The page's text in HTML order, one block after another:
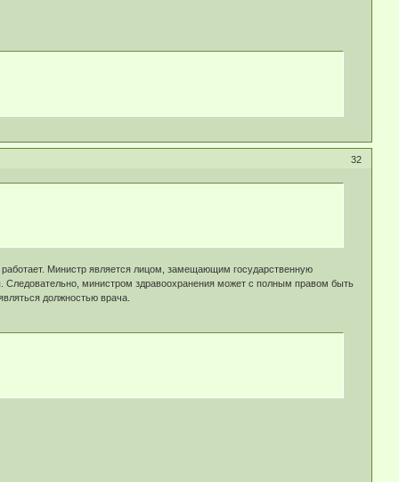
32
Министр является лицом, замещающим государственную
министром здравоохранения может с полным правом быть
должностью врача.